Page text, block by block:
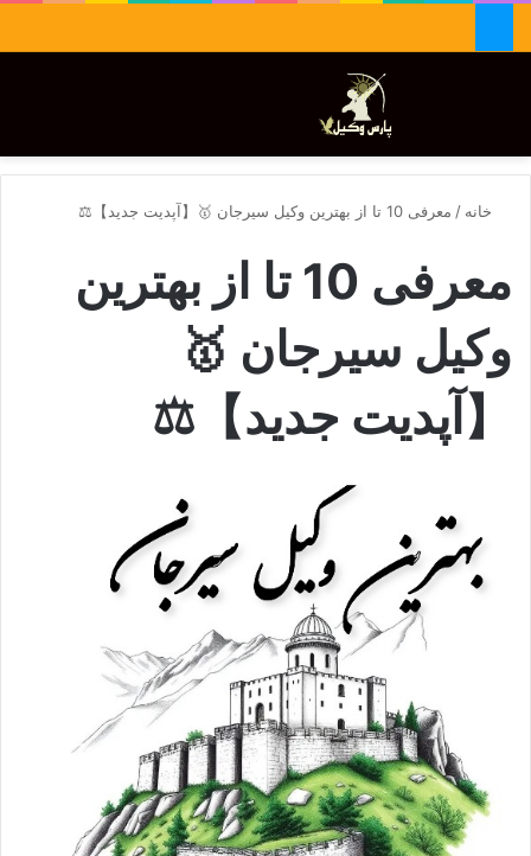
تغییر پوسته
خانه / معرفی 10 تا از بهترین وکیل سیرجان 🥇【آپدیت جدید】⚖️
معرفی 10 تا از بهترین
وکیل سیرجان 🥇
【آپدیت جدید】⚖️